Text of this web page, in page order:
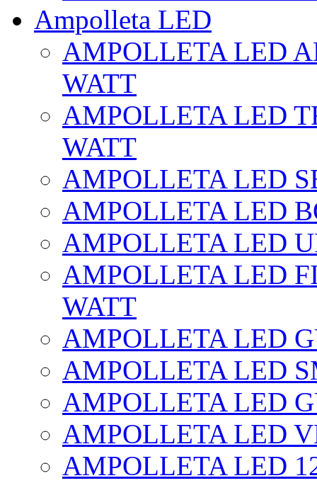
Ampolleta LED
AMPOLLETA LED
WATT
AMPOLLETA LED
WATT
AMPOLLETA LED
AMPOLLETA LED
AMPOLLETA LED
AMPOLLETA LED
WATT
AMPOLLETA LED
AMPOLLETA LED
AMPOLLETA LED
AMPOLLETA LED
AMPOLLETA LED